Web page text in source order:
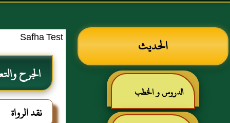
الحديث
الدروس و الخطب
Safha Test
الجرح
نقد الرواة